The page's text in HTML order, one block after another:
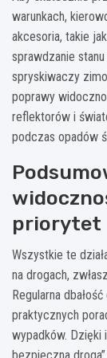
warunkach,
akcesoria, takie
sprawdzanie
spryskiwaczy
poprawy
reflektorów i
podczas opadów
priorytet
Wszystkie te
na drogach,
Regularna
praktycznych
wypadków. Dzięki